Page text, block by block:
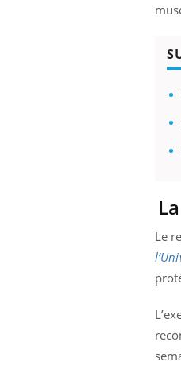
Le
L'été arrive…
rythme de vie !
soleil,